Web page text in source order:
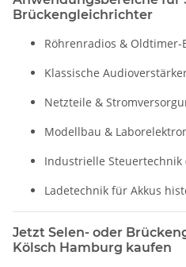
Brückengleichrichter
Röhrenradios & Oldtimer-
Klassische
Netzteile &
Modellbau &
Industrielle Steuertechnik
Ladetechnik für Akkus
Jetzt Selen- oder
Kölsch Hamburg kaufen